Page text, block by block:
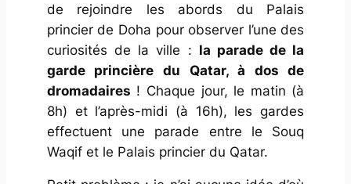
de rejoindre les abords du Palais
princier de Doha pour observer l’une des
curiosités de la ville : la parade de la
garde princière du Qatar, à dos de
dromadaires ! Chaque jour, le matin (à
8h) et l’après-midi (à 16h), les gardes
effectuent une parade entre le Souq
Waqif et le Palais princier du Qatar.